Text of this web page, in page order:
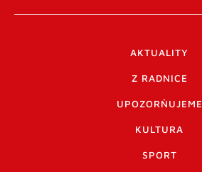
AKTUALITY
Z RADNICE
UPOZORŇUJEME
KULTURA
SPORT